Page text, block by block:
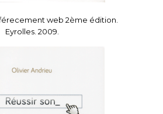
web 2ème édition.
Eyrolles. 2009.